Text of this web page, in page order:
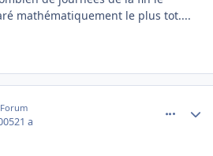
mathématiquement le plus tot....
21 a